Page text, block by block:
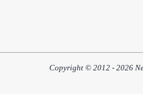
Copyright © 2012 - 2026